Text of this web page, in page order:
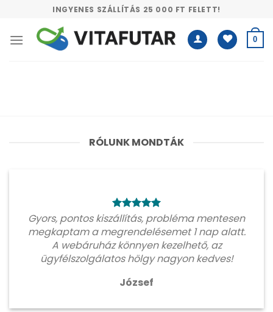
content
INGYENES SZÁLLÍTÁS 25 000 FT FELETT!
0
RÓLUNK MONDTÁK
Gyors, pontos kiszállítás, probléma mentesen
megkaptam a megrendelésemet 1 nap alatt.
A webáruház könnyen kezelhető, az
ügyfélszolgálatos hölgy nagyon kedves!
József